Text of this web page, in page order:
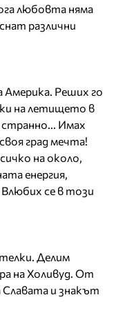
любовта няма
различни
Америка. Реших го
на летището в
Имах
град мечта!
на около,
енергия,
се в този
Делим
на Холивуд. От
Славата и знакът